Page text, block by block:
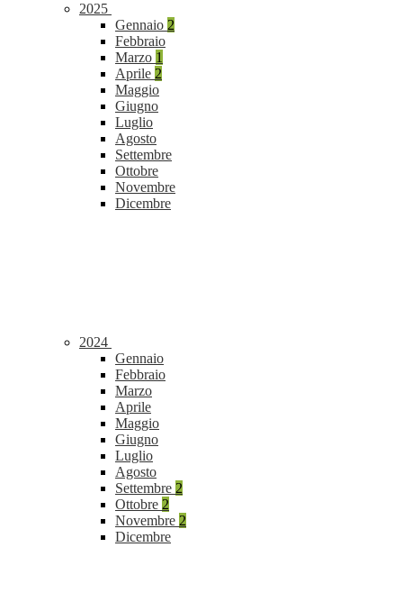
2025
Gennaio 2
Febbraio
Marzo 1
Aprile 2
Maggio
Giugno
Luglio
Agosto
Settembre
Ottobre
Novembre
Dicembre
2024
Gennaio
Febbraio
Marzo
Aprile
Maggio
Giugno
Luglio
Agosto
Settembre 2
Ottobre 2
Novembre 2
Dicembre